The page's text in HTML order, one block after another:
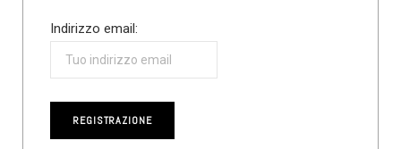
Indirizzo email: